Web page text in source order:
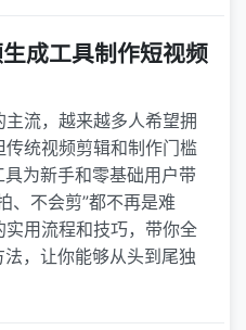
成工具制作短视频
流，越来越多人希望拥
统视频剪辑和制作门槛
为新手和零基础用户带
、不会剪”都不再是难
用流程和技巧，带你全
，让你能够从头到尾独